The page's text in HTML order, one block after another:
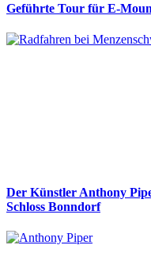
Geführte Tour für E-
Der Künstler Anthony
Schloss Bonndorf